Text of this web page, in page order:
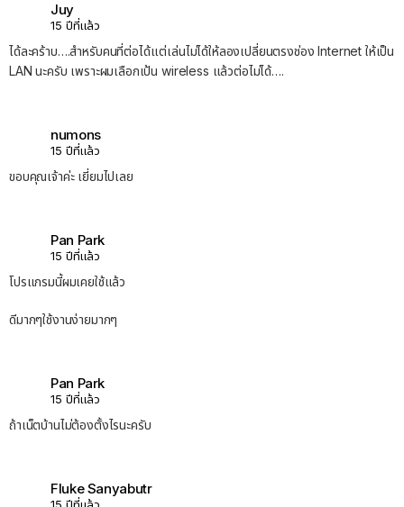
Juy
15 ปีที่แล้ว
ได้ละคร้าบ….สำหรับคนที่ต่อได้เเต่เล่นไม่ได้ให้ลองเปลี่ยนตรงช่อง Internet ให้เป็น
LAN นะครับ เพราะผมเลือกเป้น wireless แล้วต่อไม่ได้….
numons
15 ปีที่แล้ว
ขอบคุณเจ้าค่ะ เยี่ยมไปเลย
Pan Park
15 ปีที่แล้ว
โปรแกรมนี้ผมเคยใช้แล้ว
ดีมากๆใช้งานง่ายมากๆ
Pan Park
15 ปีที่แล้ว
ถ้าเน็ตบ้านไม่ต้องตั้งไรนะครับ
Fluke Sanyabutr